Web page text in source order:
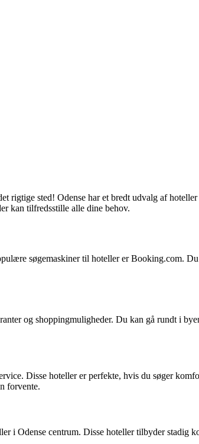
sted! Odense har et bredt udvalg af
kan tilfredsstille alle dine behov.
søgemaskiner til hoteller er Booking.com.
og shoppingmuligheder. Du kan gå rundt i
Disse hoteller er perfekte, hvis du søger
forvente.
i Odense centrum. Disse hoteller tilbyder